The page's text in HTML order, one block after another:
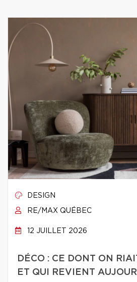
DESIGN
RE/MAX QUÉBEC
12 JUILLET 2026
DÉCO : CE DONT ON
ET QUI REVIENT